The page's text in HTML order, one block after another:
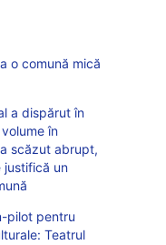
o comună mică
a dispărut în
în
scăzut abrupt,
justifică un
pilot pentru
Teatrul